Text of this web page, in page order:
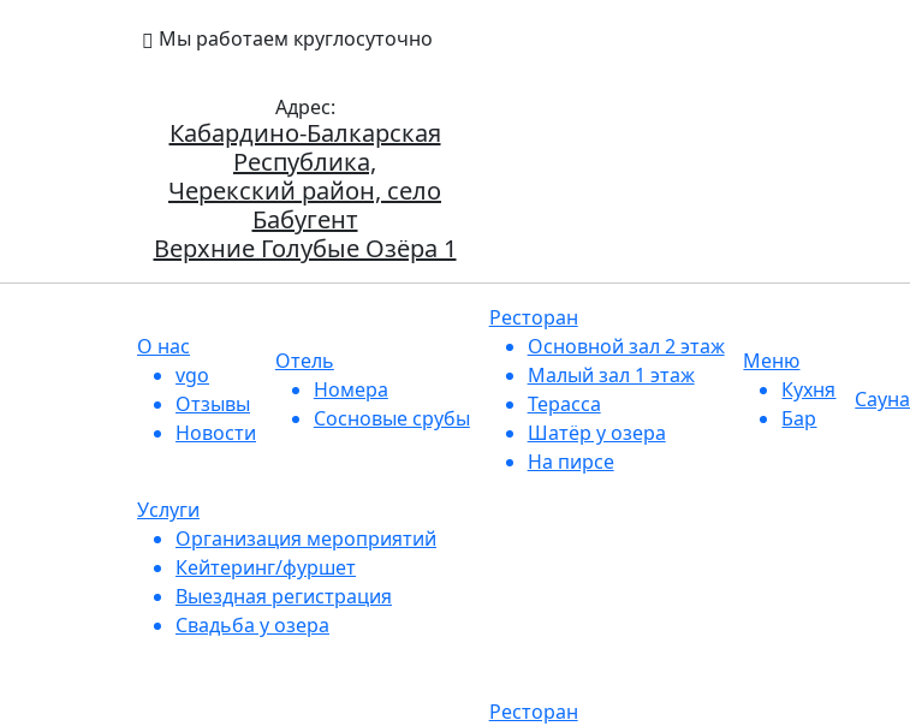
Мы работаем круглосуточно
Адрес:
Кабардино-Балкарская
Республика,
Черекский район, село
Бабугент
Верхние Голубые Озёра 1
О нас
vgo
Отзывы
Новости
Отель
Номера
Сосновые срубы
Ресторан
Основной зал 2 этаж
Малый зал 1 этаж
Терасса
Шатёр у озера
На пирсе
Меню
Кухня
Бар
Сауна
Услуги
Организация мероприятий
Кейтеринг/фуршет
Выездная регистрация
Свадьба у озера
Ресторан